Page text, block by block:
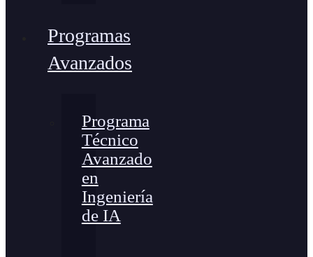
Programas
Avanzados
Programa
Técnico
Avanzado
en
Ingeniería
de IA